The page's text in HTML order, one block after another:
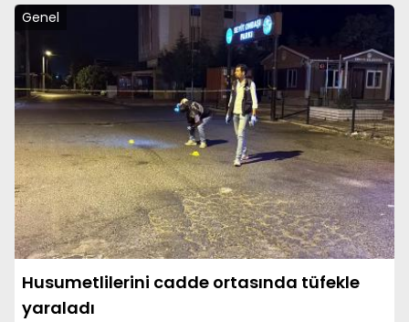
Genel
Husumetlilerini cadde ortasında tüfekle
yaraladı